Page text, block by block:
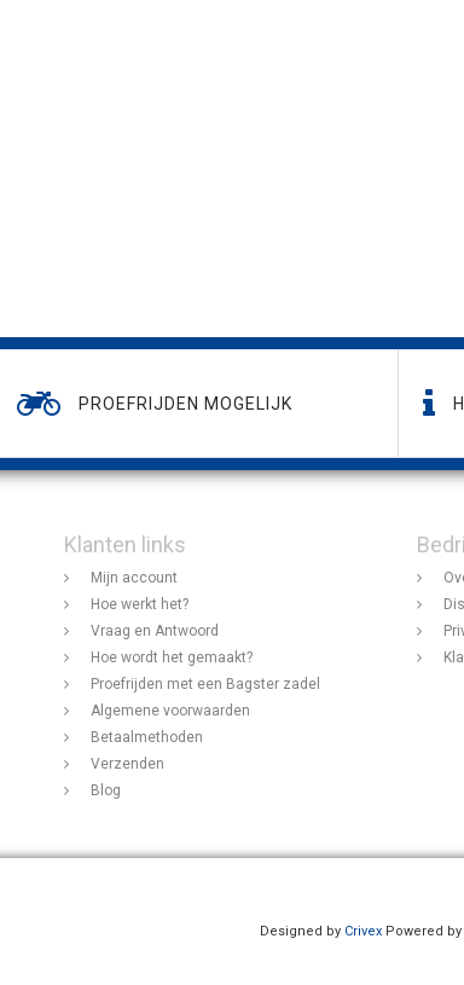
PROEFRIJDEN MOGELIJK
Klanten links
Mijn account
Hoe werkt het?
Vraag en Antwoord
Hoe wordt het gemaakt?
Proefrijden met een Bagster zadel
Algemene voorwaarden
Betaalmethoden
Verzenden
Blog
Designed by Crivex Powered by